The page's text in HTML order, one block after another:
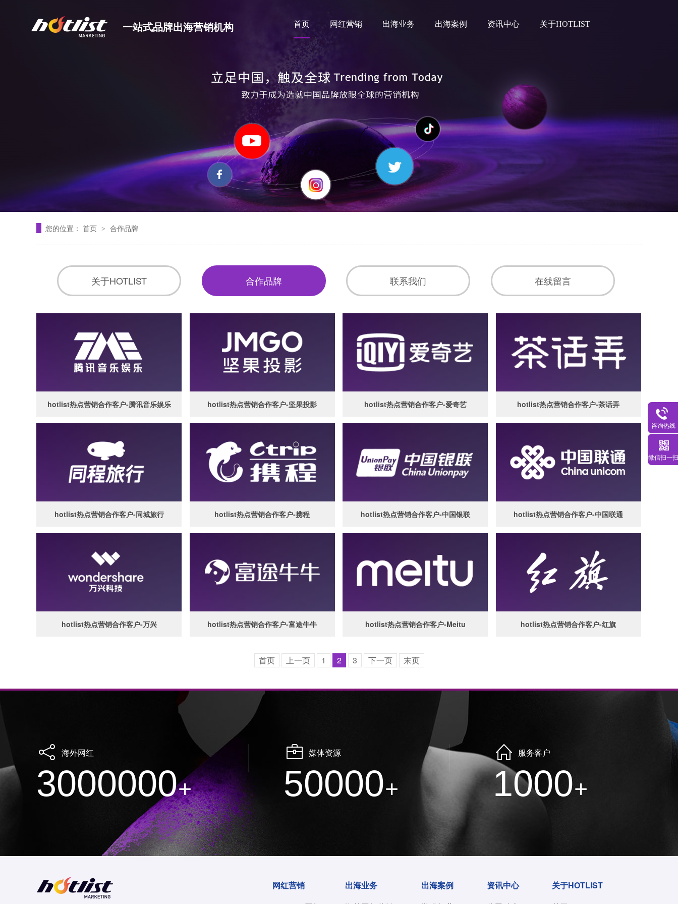
一站式品牌出海营销机构 首页 网红营销 出海业务 出海案例 资讯中心 关于HOTLIST
您的位置： 首页 > 合作品牌
关于HOTLIST 合作品牌 联系我们 在线留言
hotlist热点营销合作客户-腾讯音乐娱乐 hotlist热点营销合作客户-坚果投影 hotlist热点营销合作客户-爱奇艺 hotlist热点营销合作客户-茶话弄
hotlist热点营销合作客户-同城旅行 hotlist热点营销合作客户-携程 hotlist热点营销合作客户-中国银联 hotlist热点营销合作客户-中国联通
hotlist热点营销合作客户-万兴 hotlist热点营销合作客户-富途牛牛 hotlist热点营销合作客户-Meitu hotlist热点营销合作客户-红旗
首页 上一页 1 2 3 下一页 末页
海外网红
3000000+
媒体资源
50000+
服务客户
1000+
网红营销
出海业务
出海案例
资讯中心
关于HOTLIST
咨询热线
微信扫一扫